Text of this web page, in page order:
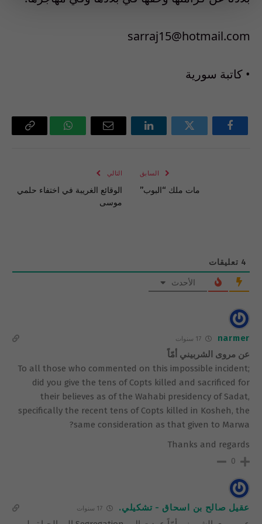
sarraj15@hotmail.com
• كاتبة سورية
فيسبوك تويتر لينكدإن
البريد
واتساب Copy
السابق
مات ملك “البوب”
التالي
الوقائع الغريبة في اختفاء حلمي
موسى
4 تعليقات
الأحدث
narmer 17 سنوات
عن مروى الشربيني أمّاً
To all those who commented on this impossible incident;
did you give the tens of Copts killed and sacrificed for
their believes as of the Wahabi presidency of Sadat,
specifically the recent tens of Copts killed in Kosheh, the
same consideration as that given to Marwa?
Thanks and regards
0
عقيل صالح بن اسحاق - تشكيلي.